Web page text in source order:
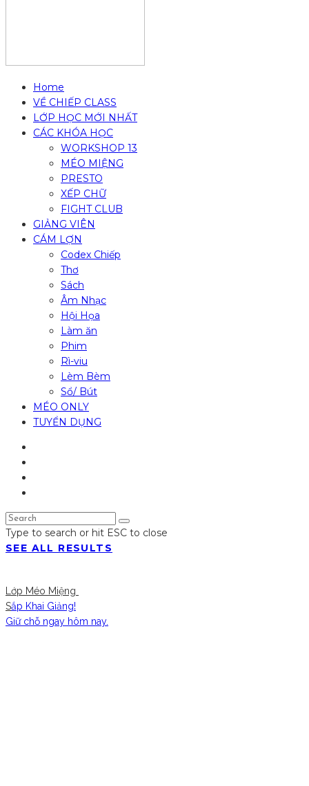
Home
VỀ CHIẾP CLASS
LỚP HỌC MỚI NHẤT
CÁC KHÓA HỌC
WORKSHOP 13
MÉO MIỆNG
PRESTO
XẾP CHỮ
FIGHT CLUB
GIẢNG VIÊN
CÁM LỢN
Codex Chiếp
Thơ
Sách
Âm Nhạc
Hội Họa
Làm ăn
Phim
Rì-viu
Lèm Bèm
Sổ/ Bút
MÉO ONLY
TUYỂN DỤNG
Type to search or hit ESC to close
SEE ALL RESULTS
Lớp Méo Miệng
Sắp Khai Giảng!
Giữ chỗ ngay hôm nay.